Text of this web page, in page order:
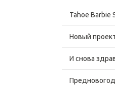
Tahoe Barbie
Новый
И снова